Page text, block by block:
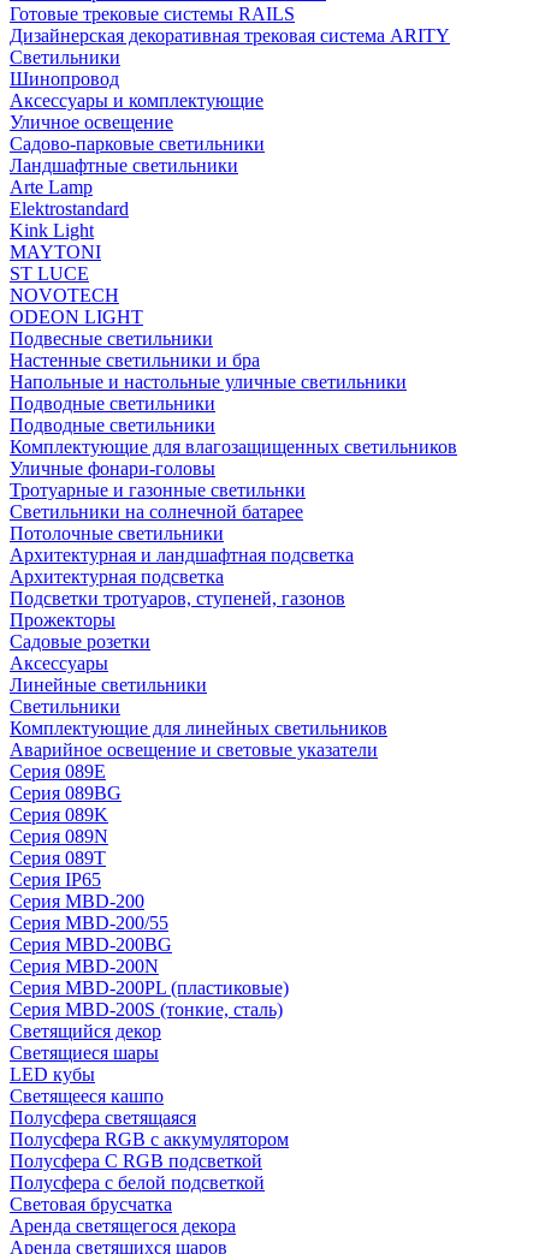
Готовые трековые системы RAILS
Дизайнерская декоративная трековая система ARITY
Светильники
Шинопровод
Аксессуары и комплектующие
Уличное освещение
Садово-парковые светильники
Ландшафтные светильники
Arte Lamp
Elektrostandard
Kink Light
MAYTONI
ST LUCE
NOVOTECH
ODEON LIGHT
Подвесные светильники
Настенные светильники и бра
Напольные и настольные уличные светильники
Подводные светильники
Подводные светильники
Комплектующие для влагозащищенных светильников
Уличные фонари-головы
Тротуарные и газонные светильнки
Светильники на солнечной батарее
Потолочные светильники
Архитектурная и ландшафтная подсветка
Архитектурная подсветка
Подсветки тротуаров, ступеней, газонов
Прожекторы
Садовые розетки
Аксессуары
Линейные светильники
Светильники
Комплектующие для линейных светильников
Аварийное освещение и световые указатели
Серия 089E
Серия 089BG
Серия 089K
Серия 089N
Серия 089T
Серия IP65
Серия MBD-200
Серия MBD-200/55
Серия MBD-200BG
Серия MBD-200N
Серия MBD-200PL (пластиковые)
Серия MBD-200S (тонкие, сталь)
Светящийся декор
Светящиеся шары
LED кубы
Светящееся кашпо
Полусфера светящаяся
Полусфера RGB с аккумулятором
Полусфера С RGB подсветкой
Полусфера с белой подсветкой
Световая брусчатка
Аренда светящегося декора
Аренда светящихся шаров